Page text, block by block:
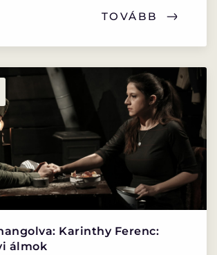
TOVÁBB
Karinthy Ferenc:
álmok